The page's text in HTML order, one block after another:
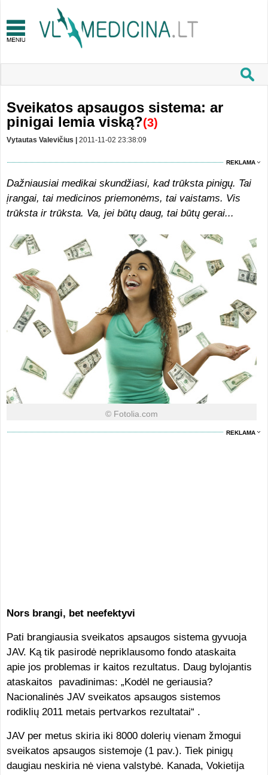
Sveikatos apsaugos sistema: ar
pinigai lemia viską?(3)
Vytautas Valevičius | 2011-11-02 23:38:09
REKLAMA
Dažniausiai medikai skundžiasi, kad trūksta pinigų. Tai
įrangai, tai medicinos priemonėms, tai vaistams. Vis
trūksta ir trūksta. Va, jei būtų daug, tai būtų gerai...
© Fotolia.com
REKLAMA
Nors brangi, bet neefektyvi
Pati brangiausia sveikatos apsaugos sistema gyvuoja
JAV. Ką tik pasirodė nepriklausomo fondo ataskaita
apie jos problemas ir kaitos rezultatus. Daug bylojantis
ataskaitos pavadinimas: „Kodėl ne geriausia?
Nacionalinės JAV sveikatos apsaugos sistemos
rodiklių 2011 metais pertvarkos rezultatai“ .
JAV per metus skiria iki 8000 dolerių vienam žmogui
sveikatos apsaugos sistemoje (1 pav.). Tiek pinigų
daugiau neskiria nė viena valstybė. Kanada, Vokietija